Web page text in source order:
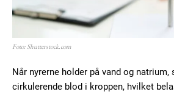
Foto: Shutterstock.com
Når nyrerne holder på vand og
cirkulerende blod i kroppen, hvilket